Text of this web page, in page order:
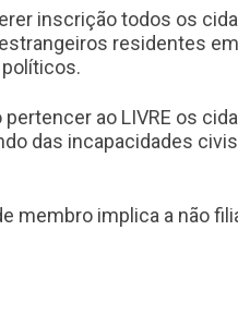
inscrição todos os
residentes
pertencer ao LIVRE os
das incapacidades
membro implica a não